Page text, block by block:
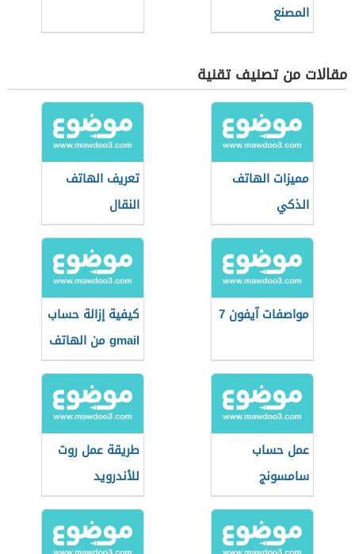
المصنع
مقالات من تصنيف تقنية
مميزات الهاتف
الذكي
تعريف الهاتف
النقال
مواصفات آيفون 7
كيفية إزالة حساب
gmail من الهاتف
عمل حساب
سامسونج
طريقة عمل روت
للأندرويد